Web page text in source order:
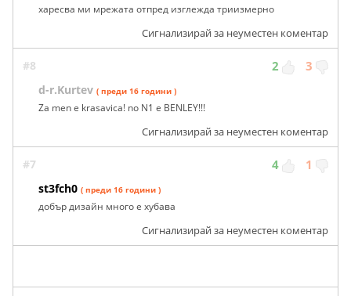
харесва ми мрежата отпред изглежда триизмерно
Сигнализирай за неуместен коментар
#8 2 3
d-r.Kurtev ( преди 16 години )
Za men e krasavica! no N1 e BENLEY!!!
Сигнализирай за неуместен коментар
#7 4 1
st3fch0 ( преди 16 години )
добър дизайн много е хубава
Сигнализирай за неуместен коментар